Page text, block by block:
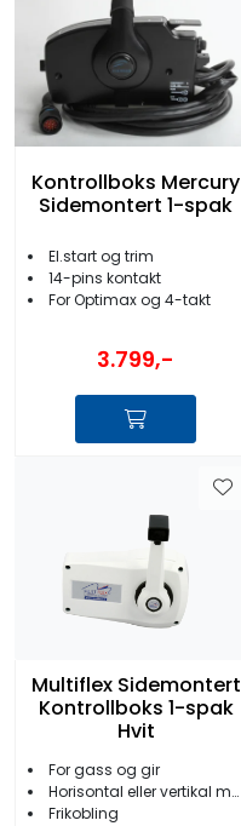
Kontrollboks Mercury
Sidemontert 1-spak
El.start og trim
14-pins kontakt
For Optimax og 4-takt
3.799,-
Multiflex Sidemontert
Kontrollboks 1-spak
Hvit
For gass og gir
Horisontal eller vertikal montering
Frikobling